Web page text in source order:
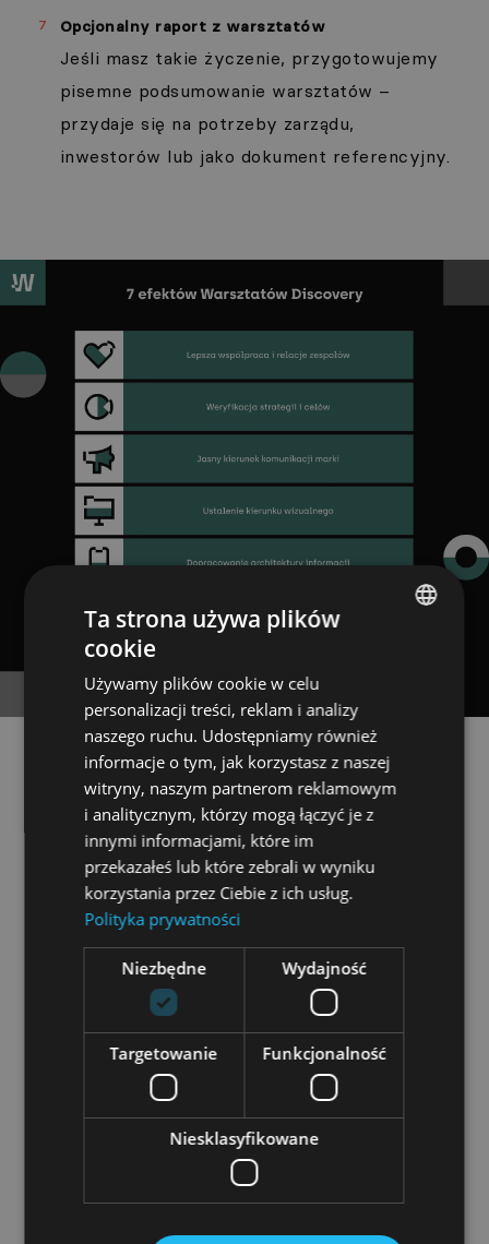
Opcjonalny raport z warsztatów
Jeśli masz takie życzenie, przygotowujemy
pisemne podsumowanie warsztatów –
przydaje się na potrzeby zarządu,
inwestorów lub jako dokument referencyjny.
Podsumowanie
Warsztaty Discovery Wise People stanowią
inwestycję wtrafny kierunek projektu
sprawne wdrożenie i… minimalizację stresu
To spotkania, które porządkują, inspirują i
budują zaufanie.
Czujesz, że efekty
warsztatów
odpowiadają na Twoje
Ta strona używa plików
cookie
Używamy plików cookie w celu
personalizacji treści, reklam i analizy
naszego ruchu. Udostępniamy również
informacje o tym, jak korzystasz z naszej
witryny, naszym partnerom reklamowym
i analitycznym, którzy mogą łączyć je z
innymi informacjami, które im
przekazałeś lub które zebrali w wyniku
korzystania przez Ciebie z ich usług.
Polityka prywatności
Niezbędne Wydajność
Targetowanie Funkcjonalność
Niesklasyfikowane